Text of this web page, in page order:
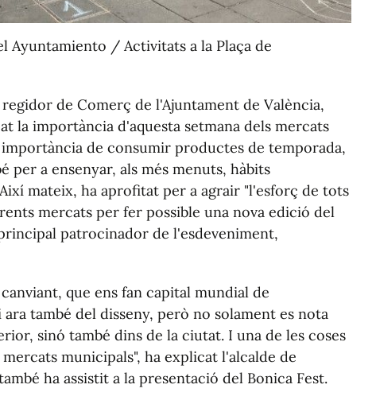
Ayuntamiento / Activitats a la Plaça de
de Comerç de l'Ajuntament de València,
la importància d'aquesta setmana dels mercats
de consumir productes de temporada,
per a ensenyar, als més menuts, hàbits
mateix, ha aprofitat per a agrair "l'esforç de tots
mercats per fer possible una nova edició del
patrocinador de l'esdeveniment,
que ens fan capital mundial de
també del disseny, però no solament es nota
sinó també dins de la ciutat. I una de les coses
municipals", ha explicat l'alcalde de
ha assistit a la presentació del Bonica Fest.